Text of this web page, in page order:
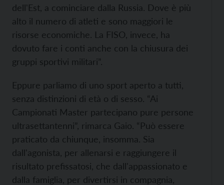
dell'Est, a cominciare dalla Russia. Dove è più
alto il numero di atleti e sono maggiori le
risorse economiche. La FISO, invece, ha
dovuto fare i conti anche con la chiusura dei
gruppi sportivi militari”.
Eppure parliamo di uno sport aperto a tutti,
senza distinzioni di età o di sesso. “Ai
Campionati Master partecipano pure persone
ultrasettantenni”, rimarca Gaio. “Può essere
praticato da chiunque, insomma. Sia
dall'agonista, per allenarsi e raggiungere il
risultato prefissatosi, che dall'appassionato e
dalla famiglia, per divertirsi in compagnia,